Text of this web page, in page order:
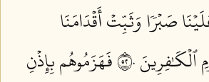
صَبۡرٗا وَثَبِّتۡ أَقۡدَامَنَا
٢٥٠
فَهَزَمُوهُم بِإِذۡنِ